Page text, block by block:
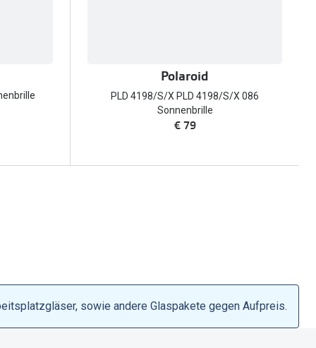
Polaroid
PLD 4198/S/X PLD 4198/S/X 086
Sonnenbrille
€ 79
sowie andere Glaspakete gegen Aufpreis.